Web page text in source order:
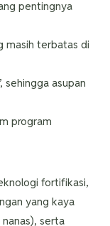
pentingnya
masih terbatas di
sehingga asupan
program
fortifikasi,
yang kaya
serta